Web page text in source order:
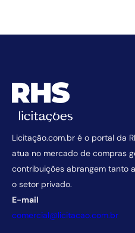
Licitação.com.br é o portal da
atua no mercado de compras
contribuições abrangem tanto
o setor privado.
E-mail
comercial@licitacao.com.br